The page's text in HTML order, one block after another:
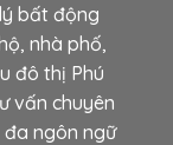
bất động
nhà phố,
đô thị Phú
vấn chuyên
đa ngôn ngữ